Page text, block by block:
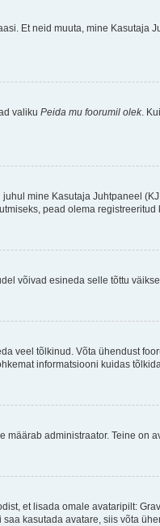
Et neid muuta, mine
valiku Peida mu foorumil olek.
mine Kasutaja Juhtpaneel
pead olema
võivad esineda selle tõttu
veel tõlkinud. Võta ühendust
informatsiooni kuidas
administraator. Teine on
et lisada omale avataripilt:
kasutada avatare, siis võta